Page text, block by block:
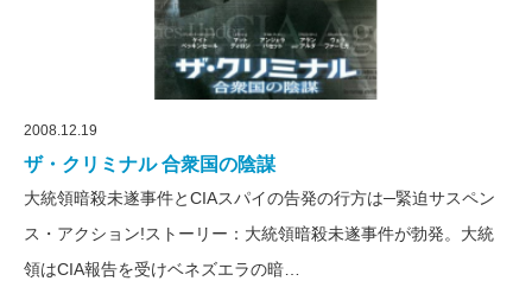
2008.12.19
ザ・クリミナル 合衆国の陰謀
大統領暗殺未遂事件とCIAスパイの告発の行方は─緊迫サスペン
ス・アクション!ストーリー：大統領暗殺未遂事件が勃発。大統
領はCIA報告を受けベネズエラの暗…